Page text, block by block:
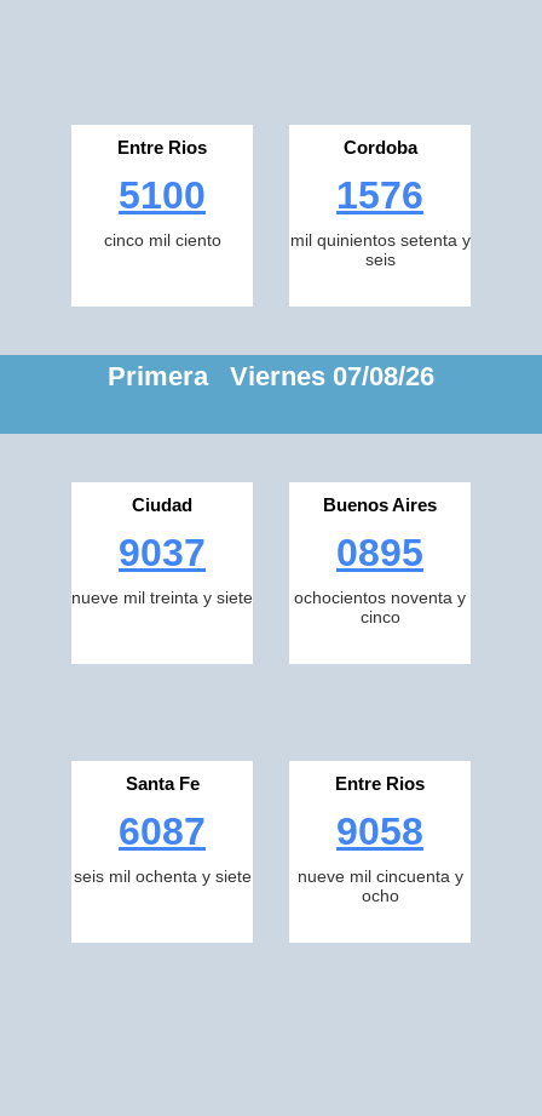
Entre Rios
5100
cinco mil ciento
Cordoba
1576
mil quinientos setenta y
seis
Primera Viernes 07/08/26
Ciudad
9037
nueve mil treinta y siete
Buenos Aires
0895
ochocientos noventa y
cinco
Santa Fe
6087
seis mil ochenta y siete
Entre Rios
9058
nueve mil cincuenta y
ocho